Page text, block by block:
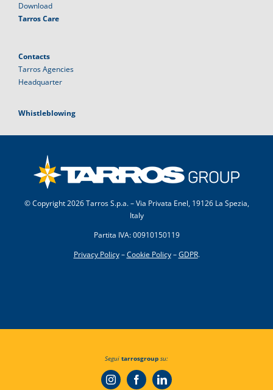
Download
Tarros Care
Contacts
Tarros Agencies
Headquarter
Whistleblowing
© Copyright2026 Tarros S.p.a. – Via Privata Enel, 19126 La Spezia,
Italy
Partita IVA: 00910150119
Privacy Policy–Cookie Policy–GDPR.
Segui tarrosgroup su: